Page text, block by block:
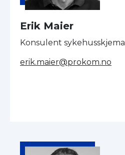
Erik Maier
Konsulent sykehusskjema
erik.maier@prokom.no